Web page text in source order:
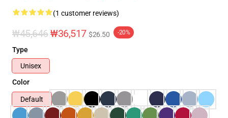
(1 customer reviews)
₩45,646₩36,517 $26.50 -20%
Type
Unisex
Color
Default